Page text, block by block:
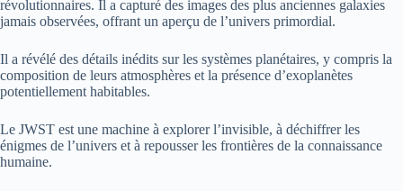
révolutionnaires. Il a capturé des images des plus anciennes galaxies
jamais observées, offrant un aperçu de l’univers primordial.
Il a révélé des détails inédits sur les systèmes planétaires, y compris la
composition de leurs atmosphères et la présence d’exoplanètes
potentiellement habitables.
Le JWST est une machine à explorer l’invisible, à déchiffrer les
énigmes de l’univers et à repousser les frontières de la connaissance
humaine.